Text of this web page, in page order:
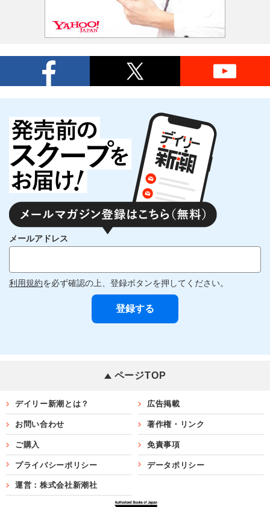
メールアドレス
利用規約を必ず確認の上、登録ボタンを押してください。
ページTOP
デイリー新潮とは？ 広告掲載
お問い合わせ 著作権・リンク
ご購入 免責事項
プライバシーポリシー データポリシー
運営：株式会社新潮社